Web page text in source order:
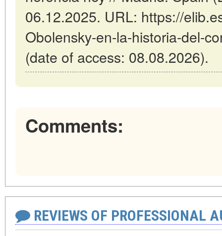
06.12.2025. URL: https://
Obolensky-en-la-historia-del-
(date of access: 08.08.2026).
Comments:
REVIEWS OF PROFESSIONAL